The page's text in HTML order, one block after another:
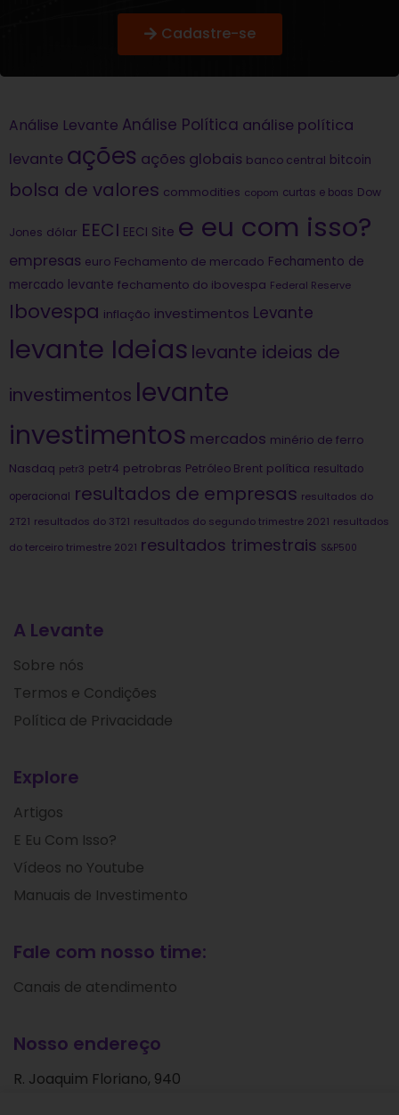
Cadastre-se
Análise Levante Análise Política análise política
levante ações ações globais banco central bitcoin
bolsa de valores commodities copom curtas e boas Dow
Jones dólar EECI EECI Site e eu com isso?
empresas euro Fechamento de mercado Fechamento de
mercado levante fechamento do ibovespa Federal Reserve
Ibovespa inflação investimentos Levante
levante Ideias levante ideias de
investimentos levante
investimentos mercados minério de ferro
Nasdaq petr3 petr4 petrobras Petróleo Brent política resultado
operacional resultados de empresas resultados do
2T21 resultados do 3T21 resultados do segundo trimestre 2021 resultados
do terceiro trimestre 2021 resultados trimestrais S&P500
A Levante
Sobre nós
Termos e Condições
Política de Privacidade
Explore
Artigos
E Eu Com Isso?
Vídeos no Youtube
Manuais de Investimento
Fale com nosso time:
Canais de atendimento
Nosso endereço
R. Joaquim Floriano, 940